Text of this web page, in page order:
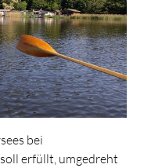
bei
erfüllt, umgedreht